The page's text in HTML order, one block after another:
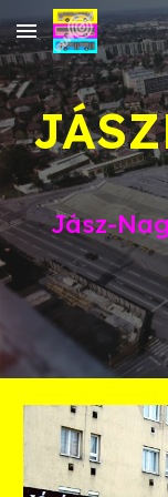
Skip to main
Jász-